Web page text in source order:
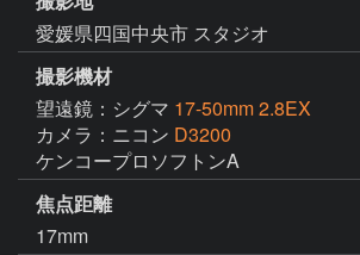
愛媛県四国中央市 スタジオ
撮影機材
望遠鏡：シグマ 17-50mm 2.8EX
カメラ：ニコン D3200
ケンコープロソフトンA
焦点距離
17mm